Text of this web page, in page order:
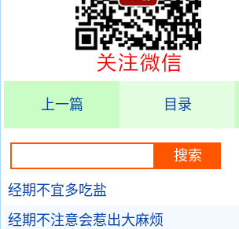
上一篇 目录
经期不宜多吃盐
经期不注意会惹出大麻烦